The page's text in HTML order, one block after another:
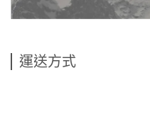
運送方式